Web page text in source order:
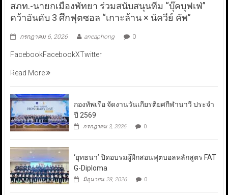
สภท.-นายกเมืองพัทยา ร่วมสนับสนุนทีม “บุ๊คบุฟเฟ่”
คว้าอันดับ 3 ศึกฟุตซอล “เกาะล้าน × นัควีย์ คัพ”
กรกฎาคม 6, 2026 aneaphong 0
FacebookFacebookXTwitter
Read More
กองทัพเรือ จัดงานวันเกียรติยศกีฬานาวี ประจำ
ปี 2569
กรกฎาคม 3, 2026 0
‘ยุทธนา’ ปิดอบรมผู้ฝึกสอนฟุตบอลหลักสูตร FAT
G-Diploma
มิถุนายน 28, 2026 0